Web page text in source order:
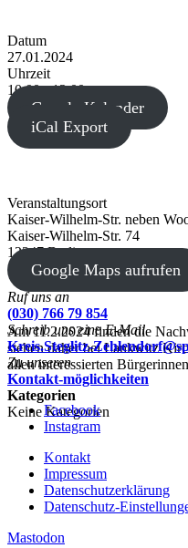
Datum
27.01.2024
Uhrzeit
10:00 - 12:00
Google Kalender
iCal Export
Veranstaltungsort
Kaiser-Wilhelm-Str. neben
Kaiser-Wilhelm-Str. 74
12247 Berlin
Google Maps aufrufen
Am 11.2.2024 finden die
stehen daher bei Lankwitz
allen interessierten
Kategorien
Keine Kategorien
Ruf uns an
(030) 766 79 854
Schreib uns eine E-Mail
Kreis.Steglitz-
Zu unseren
Kontakt-möglichkeiten
Facebook
Instagram
Kontakt
Impressum
Datenschutzerklärung
Datenschutz-
Mastodon